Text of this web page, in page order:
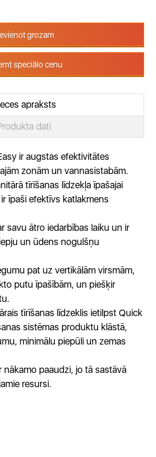
grozam
speciālo cenu
apraksts
dati
ir augstas efektivitātes
zonām un vannasistabām.
tīrīšanas līdzekļa īpašajai
īpaši efektīvs katlakmens
savu ātro iedarbības laiku un ir
un ūdens nogulšņu
pat uz vertikālām virsmām,
putu īpašībām, un piešķir
tīrīšanas līdzeklis ietilpst Quick
sistēmas produktu klāstā,
minimālu piepūli un zemas
paaudzi, jo tā sastāvā
resursi.